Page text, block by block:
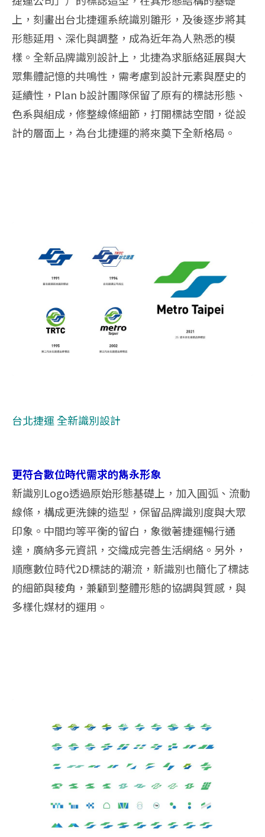
上，刻畫出台北捷運系統識別雛形，及後逐步將其
形態延用、深化與調整，成為近年為人熟悉的模
樣。全新品牌識別設計上，北捷為求脈絡延展與大
眾集體記憶的共鳴性，需考慮到設計元素與歷史的
延續性，Plan b設計團隊保留了原有的標誌形態、
色系與組成，修整線條細節，打開標誌空間，從設
計的層面上，為台北捷運的將來奠下全新格局。
台北捷運 全新識別設計
更符合數位時代需求的雋永形象
新識別Logo透過原始形態基礎上，加入圓弧、流動
線條，構成更洗鍊的造型，保留品牌識別度與大眾
印象。中間均等平衡的留白，象徵著捷運暢行通
達，廣納多元資訊，交織成完善生活網絡。另外，
順應數位時代2D標誌的潮流，新識別也簡化了標誌
的細節與稜角，兼顧到整體形態的協調與質感，與
多樣化媒材的運用。